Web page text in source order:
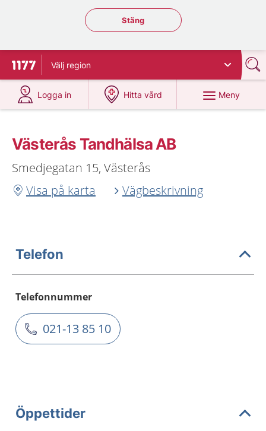
Stäng regionsväljaren
Stäng
Till startsidan för 1177
Välj region
Logga in
på 1177.se
Hitta vård
på 1177.se
Meny
Västerås Tandhälsa AB
Smedjegatan 15, Västerås
Visa på karta
Vägbeskrivning
Telefon
Telefonnummer
021-13 85 10
Öppettider